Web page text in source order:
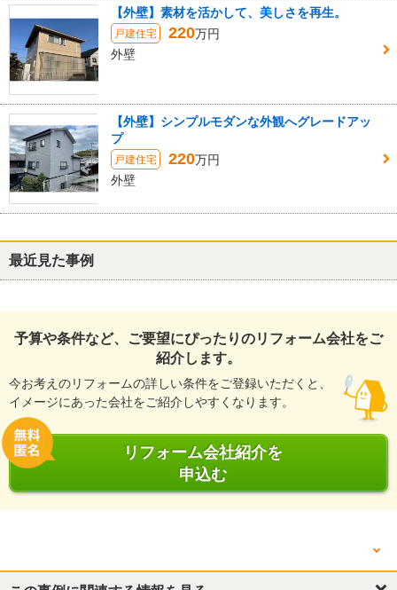
【外壁】素材を活かして、美しさを再生。
戸建住宅 220万円
外壁
【外壁】シンプルモダンな外観へグレードアッ
プ
戸建住宅 220万円
外壁
最近見た事例
予算や条件など、ご要望にぴったりのリフォーム会社をご
紹介します。
今お考えのリフォームの詳しい条件をご登録いただくと、
イメージにあった会社をご紹介しやすくなります。
リフォーム会社紹介を
申込む
他の箇所を見る